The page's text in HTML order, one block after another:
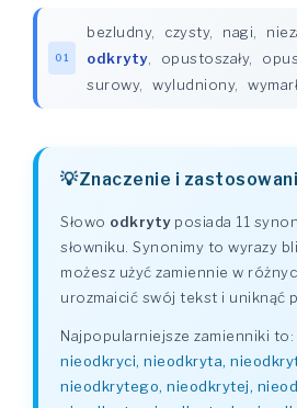
01
bezludny, czysty, nagi
odkryty, opustoszały,
surowy, wyludniony,
Znaczenie i
Słowo odkrytyposiada 11
słowniku. Synonimy to wyrazy
możesz użyć zamiennie w
urozmaicić swój tekst i uniknąć
Najpopularniejsze zamienniki to:
nieodkryci, nieodkryta,
nieodkrytego, nieodkrytej,